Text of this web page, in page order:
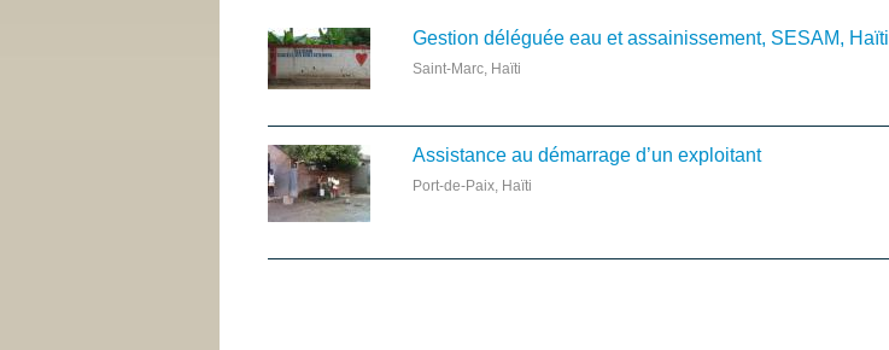
Gestion déléguée eau et assainissement, SESAM, Haïti
Saint-Marc, Haïti
Assistance au démarrage d’un exploitant
Port-de-Paix, Haïti